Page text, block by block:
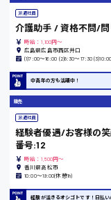
福岡県
岡山県
大阪府
派遣社員
介護助手 / 資格不問/
時給：1,100円～
広島県広島市西区井口
(1)7:00〜16:00 (2)8:30〜17:30
中高年の方も活躍中！
販売
派遣社員
経験者優遇/お客様の
番号:12
時給：1,500円～
香川県高松市
10:00〜19:00(休憩1h)
経験が活きるオシゴトです！日払い